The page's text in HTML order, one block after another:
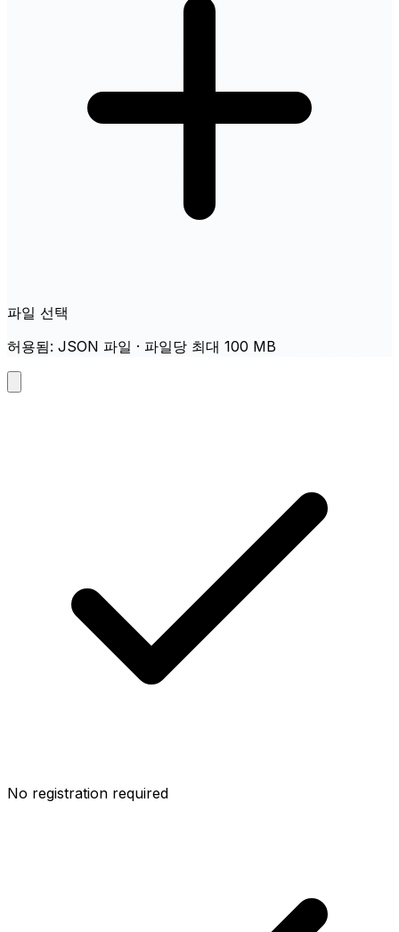
파일 선택
허용됨: JSON 파일 · 파일당 최대 100 MB
No registration required